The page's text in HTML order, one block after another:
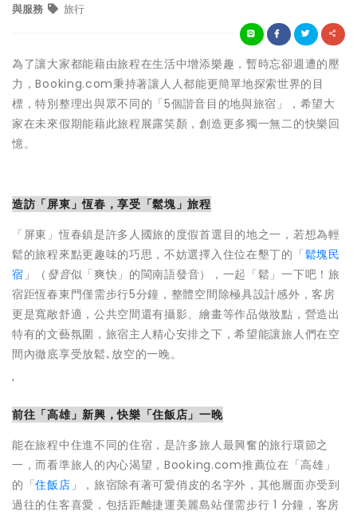
與服務 旅行
為了讓大家都能藉由旅程在生活中增添樂趣，暫時忘卻週遭的壓
力，Booking.com秉持著讓人人都能更簡單地探索世界的目
標，特別整理出與眾不同的「5個諧音目的地與旅宿」，希望大
家在未來假期能藉此旅程展露笑顏，創造更多獨一無二的快樂回
憶。
造訪「屏東」恆春，享受「鬆塊」旅程
「屏東」恆春鎮是許多人國旅的度假首選目的地之一，若想為輕
鬆的旅程來點更趣味的巧思，不妨選擇入住位在墾丁的「鬆塊民
宿 」（ 發音似「爽快」的閩南語發音），一起「鬆」一下吧！旅
宿距恆春東門僅需步行5分鐘，整體空間除極具設計感外，客房
更是寬敞舒適，公共空間還有攝影、繪畫等作品做妝點，營造出
特有的文藝氛圍，旅宿主人精心安排之下，希望能讓旅人們在空
間內徹底享受放鬆､放空的一晚。
'
前往「高雄」新興，快樂「住飯店」一晚
能在旅程中住進不同的住宿，是許多旅人最興奮的旅行環節之
一，而看準旅人的內心渴望，Booking.com推薦位在「高雄」
的「住飯店 」，旅宿除有著可愛俏皮的名字外，其他層面亦受到
過往的住客喜愛，包括距離捷運美麗島站僅需步行 1 分鐘，客房